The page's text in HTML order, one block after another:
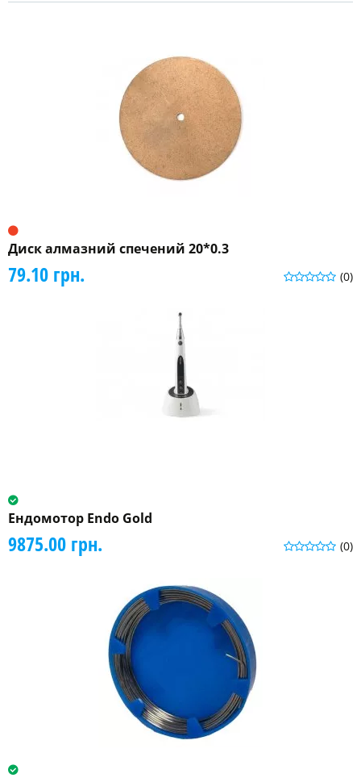
Диск алмазний спечений 20*0.3
(0)
79.10 грн.
Ендомотор Endo Gold
(0)
9875.00 грн.